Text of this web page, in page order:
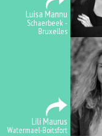
Luisa Mannu
Schaerbeek -
Bruxelles
Lili Maurus
Watermael-Boitsfort